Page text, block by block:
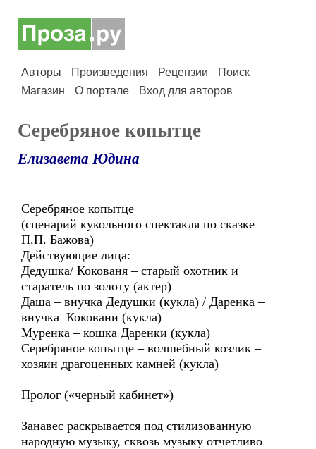
Авторы Произведения Рецензии
Поиск
Магазин
О портале Вход для авторов
Серебряное копытце
Елизавета Юдина
Серебряное копытце
(сценарий кукольного спектакля по сказке
П.П. Бажова)
Действующие лица:
Дедушка/ Кокованя – старый охотник и
старатель по золоту (актер)
Даша – внучка Дедушки (кукла) / Даренка –
внучка Коковани (кукла)
Муренка – кошка Даренки (кукла)
Серебряное копытце – волшебный козлик –
хозяин драгоценных камней (кукла)
Пролог («черный кабинет»)
Занавес раскрывается под стилизованную
народную музыку, сквозь музыку отчетливо